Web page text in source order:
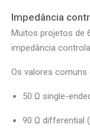
Impedância
Muitos projetos de
impedância
Os valores comuns
50 Ω single-
90 Ω differential